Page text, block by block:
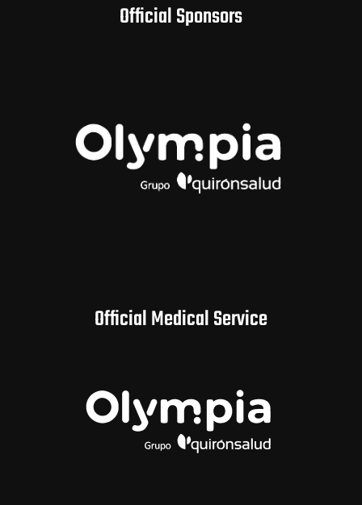
Official Sponsors
Official Medical Service